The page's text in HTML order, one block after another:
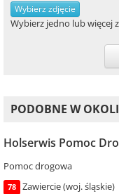
Wybierz zdjęcie
Wybierz jedno lub więcej
PODOBNE W
Holserwis Pomoc
Pomoc drogowa
78
Zawiercie (woj. śląskie)